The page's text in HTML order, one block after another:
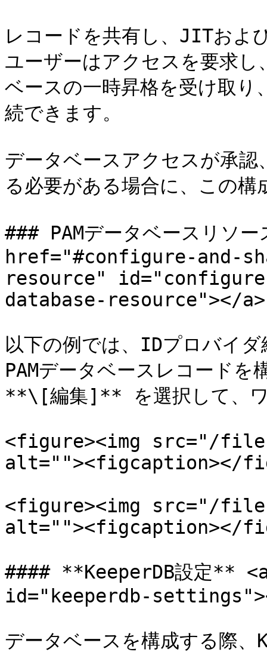
レコードを共有し、JITおよ
ユーザーはアクセスを要求
ベースの一時昇格を受け取り
続できます。
データベースアクセスが承認
る必要がある場合に、この構
### PAMデータベースリソ
href="#configure-and-
resource"
database-resource"></a>
以下の例では、IDプロバイ
PAMデータベースレコード
**\[編集]** を選択して、ワ
<figure><img src="/
alt=""><figcaption></
<figure><img src="/files/
alt=""><figcaption></
#### **KeeperDB設定**
id="keeperdb-
データベースを構成する際